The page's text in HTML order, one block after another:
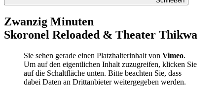
Zwanzig Minuten
Skoronel Reloaded & Theater Thikwa
Sie sehen gerade einen Platzhalterinhalt von Vimeo.
Um auf den eigentlichen Inhalt zuzugreifen, klicken Sie
auf die Schaltfläche unten. Bitte beachten Sie, dass
dabei Daten an Drittanbieter weitergegeben werden.